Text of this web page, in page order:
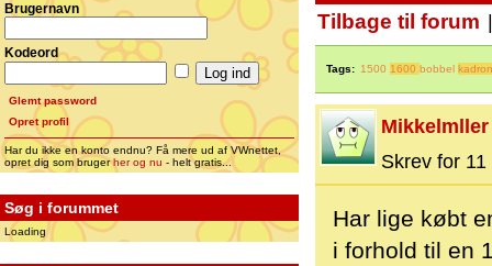
Brugernavn
Kodeord
Glemt password
Opret profil
Har du ikke en konto endnu? Få mere ud af VWnettet,
opret dig som brugerher og nu - helt gratis...
Søg i forummet
Loading
Tilbage til forum
Tags: 1500 1600 bobbel kadron
Mikkelmller
Skrev for
Har lige købt
i forhold til en